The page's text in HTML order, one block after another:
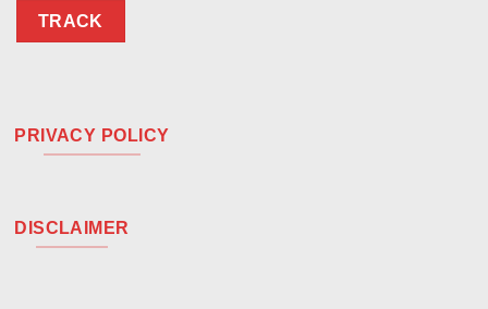
TRACK
PRIVACY POLICY
DISCLAIMER